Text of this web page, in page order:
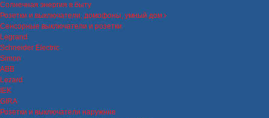
Солнечная энергия в быту
Розетки и выключатели, домофоны, умный дом
Сенсорные выключатели и розетки
Legrand
Schneider Electric
Simon
ABB
Lezard
IEK
GIRA
Розетки и выключатели наружние